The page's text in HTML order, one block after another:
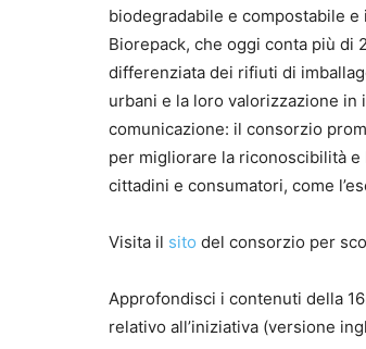
biodegradabile e compostabile
Biorepack, che oggi conta più di
differenziata dei rifiuti di
urbani e la loro valorizzazione
comunicazione: il consorzio
per migliorare la riconoscibilità
cittadini e consumatori, come
Visita il sito del consorzio per
Approfondisci i contenuti della
relativo all’iniziativa (versione